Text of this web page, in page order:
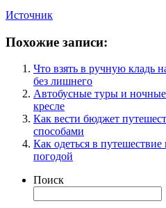
Источник
Похожие записи:
Что взять в ручную кладь
без лишнего
Автобусные туры и ночные
кресле
Как вести бюджет
способами
Как одеться в путешествие
погодой
Поиск